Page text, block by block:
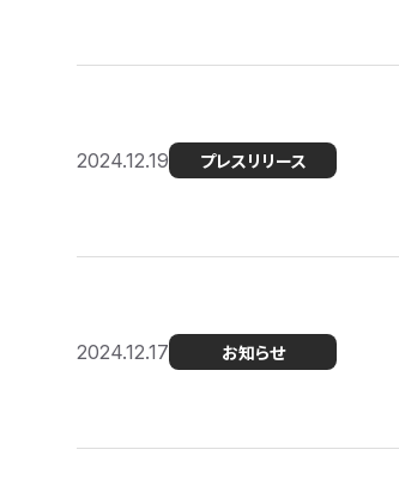
2024.12.19 プレスリリース
2024.12.17 お知らせ